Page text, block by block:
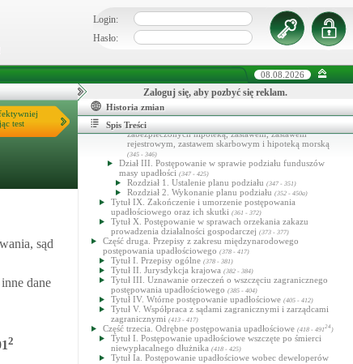
Login:
Hasło:
08.08.2026
test
sąd
dane
2
Zaloguj się, aby pozbyć się reklam.
Historia zmian
Spis Treści
Dział III. Sprzedaż ruchomości oraz przejęcie przez
zastawnika ruchomości obciążonej zastawem rejestrowym
Dział IV. Likwidacja wierzytelności i praw majątkowych
Tytuł VIII. Podział funduszów masy upadłości i sum
uzyskanych ze zbycia rzeczy i praw obciążonych rzeczowo
Dział I. Przepisy ogólne (335 - 341)
Dział II. Kolejność zaspokajania wierzycieli
Rozdział 1. Przepisy ogólne(342 - 344)
Rozdział 2. Kolejność spłacania wierzytelności
zabezpieczonych hipoteką, zastawem, zastawem
rejestrowym, zastawem skarbowym i hipoteką morską
(345 - 346)
Dział III. Postępowanie w sprawie podziału funduszów
masy upadłości (347 - 425)
Rozdział 1. Ustalenie planu podziału (347 - 351)
Rozdział 2. Wykonanie planu podziału (352 - 450a)
Tytuł IX. Zakończenie i umorzenie postępowania
upadłościowego oraz ich skutki (361 - 372)
Tytuł X. Postępowanie w sprawach orzekania zakazu
prowadzenia działalności gospodarczej (373 - 377)
Część druga. Przepisy z zakresu międzynarodowego
postępowania upadłościowego (378 - 417)
Tytuł I. Przepisy ogólne (378 - 381)
Tytuł II. Jurysdykcja krajowa (382 - 384)
Tytuł III. Uznawanie orzeczeń o wszczęciu zagranicznego
postępowania upadłościowego (385 - 404)
Tytuł IV. Wtórne postępowanie upadłościowe (405 - 412)
Tytuł V. Współpraca z sądami zagranicznymi i zarządcami
zagranicznymi (413 - 417)
Część trzecia. Odrębne postępowania upadłościowe (418 - 491 24 )
Tytuł I. Postępowanie upadłościowe wszczęte po śmierci
niewypłacalnego dłużnika (418 - 425)
Tytuł Ia. Postępowanie upadłościowe wobec deweloperów